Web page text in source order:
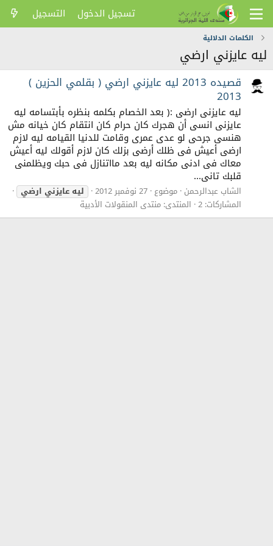
تسجيل الدخول التسجيل
الكلمات الدلالية
ليه عايزني ارضي
قصيده 2013 ليه عايزني ارضي ( بقلمي الحزين )
2013
ليه عايزنى ارضى :( بعد الخصام بكلمه بنظره بأبتسامه ليه
عايزنى انسى أن هجرك كان حرام كان انتقام كان خيانه مش
هنسى جرحى لو عدى عمرى وقامت للدنيا القيامه ليه لازم
ارضى أعيش فى ظلك أرضى بزلك كان لازم أقولك ليه أعيش
معاك فى ادنى مكانه ليه بعد مااتنازل فى حبك ويظلمنى
قلبك تانى...
الشاب عبدالرحمن موضوع 27 نوفمبر 2012 ليهعايزنيارضي
المشاركات: 2
المنتدى: منتدى المنقولات الأدبية